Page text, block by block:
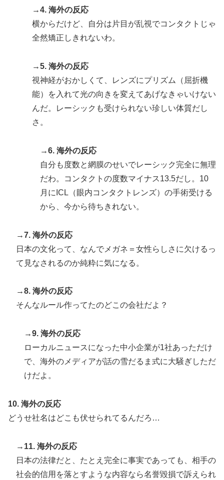
→4. 海外の反応
横からだけど、自分は片目が乱視でコンタクトじゃ
全然矯正しきれないわ。
→5. 海外の反応
視神経がおかしくて、レンズにプリズム（屈折機
能）を入れて光の向きを変えてあげなきゃいけない
んだ。レーシックも受けられない珍しい体質だし
さ。
→6. 海外の反応
自分も度数と網膜のせいでレーシック完全に無理
だわ。コンタクトの度数マイナス13.5だし。10
月にICL（眼内コンタクトレンズ）の手術受ける
から、今から待ちきれない。
→7. 海外の反応
日本の文化って、なんでメガネ＝女性らしさに欠けるっ
て見なされるのか純粋に気になる。
→8. 海外の反応
そんなルール作ってたのどこの会社だよ？
→9. 海外の反応
ローカルニュースになった中小企業が1社あっただけ
で、海外のメディアが話の雪だるま式に大騒ぎしただ
けだよ。
10. 海外の反応
どうせ社名はどこも伏せられてるんだろ…
→11. 海外の反応
日本の法律だと、たとえ完全に事実であっても、相手の
社会的信用を落とすような内容なら名誉毀損で訴えられ